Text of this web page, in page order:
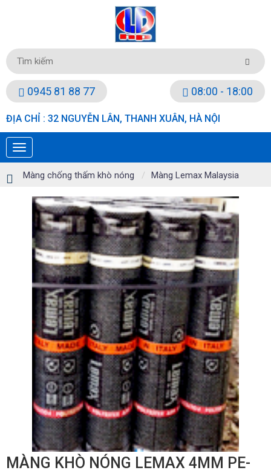
0945 81 88 77 08:00 - 18:00
ĐỊA CHỈ : 32 NGUYỄN LÂN, THANH XUÂN, HÀ NỘI
Màng chống thấm khò nóng Màng Lemax Malaysia
MÀNG KHÒ NÓNG LEMAX 4MM PE-